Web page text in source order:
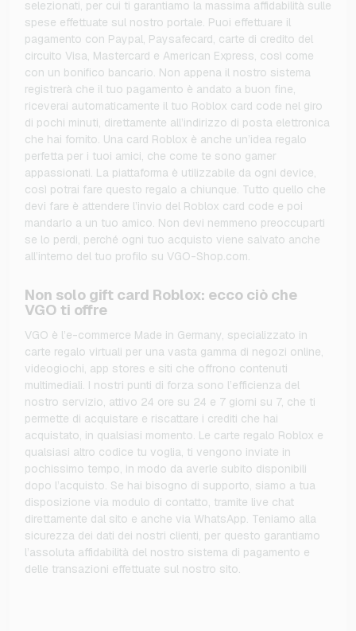
selezionati, per cui ti garantiamo la massima affidabilità sulle
spese effettuate sul nostro portale. Puoi effettuare il
pagamento con Paypal, Paysafecard, carte di credito del
circuito Visa, Mastercard e American Express, così come
con un bonifico bancario. Non appena il nostro sistema
registrerà che il tuo pagamento è andato a buon fine,
riceverai automaticamente il tuo Roblox card code nel giro
di pochi minuti, direttamente all’indirizzo di posta elettronica
che hai fornito. Una card Roblox è anche un’idea regalo
perfetta per i tuoi amici, che come te sono gamer
appassionati. La piattaforma è utilizzabile da ogni device,
così potrai fare questo regalo a chiunque. Tutto quello che
devi fare è attendere l’invio del Roblox card code e poi
mandarlo a un tuo amico. Non devi nemmeno preoccuparti
se lo perdi, perché ogni tuo acquisto viene salvato anche
all’interno del tuo profilo su VGO-Shop.com.
Non solo gift card Roblox: ecco ciò che
VGO ti offre
VGO è l’e-commerce Made in Germany, specializzato in
carte regalo virtuali per una vasta gamma di negozi online,
videogiochi, app stores e siti che offrono contenuti
multimediali. I nostri punti di forza sono l’efficienza del
nostro servizio, attivo 24 ore su 24 e 7 giorni su 7, che ti
permette di acquistare e riscattare i crediti che hai
acquistato, in qualsiasi momento. Le carte regalo Roblox e
qualsiasi altro codice tu voglia, ti vengono inviate in
pochissimo tempo, in modo da averle subito disponibili
dopo l’acquisto. Se hai bisogno di supporto, siamo a tua
disposizione via modulo di contatto, tramite live chat
direttamente dal sito e anche via WhatsApp. Teniamo alla
sicurezza dei dati dei nostri clienti, per questo garantiamo
l’assoluta affidabilità del nostro sistema di pagamento e
delle transazioni effettuate sul nostro sito.